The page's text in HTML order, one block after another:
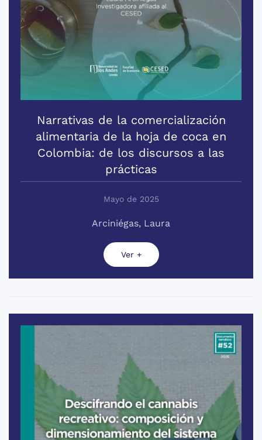
Narrativas de la comercialización
alimentaria de la hoja de coca en
Colombia: de los discursos a las
prácticas
Mayo de 2025
Arciniégas, Laura
Ver +